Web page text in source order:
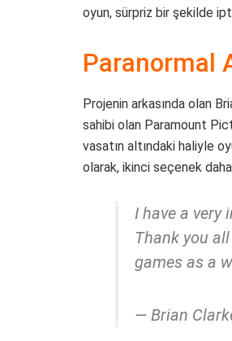
oyun, sürpriz bir şekilde
Paranormal
Projenin arkasında olan
sahibi olan Paramount
vasatın altındaki haliyle
olarak, ikinci seçenek
I have a very
Thank you
games as a
— Brian